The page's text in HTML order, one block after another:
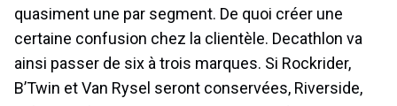
quasiment une par segment. De quoi créer une
certaine confusion chez la clientèle. Decathlon va
ainsi passer de six à trois marques. Si Rockrider,
B’Twin et Van Rysel seront conservées, Riverside,